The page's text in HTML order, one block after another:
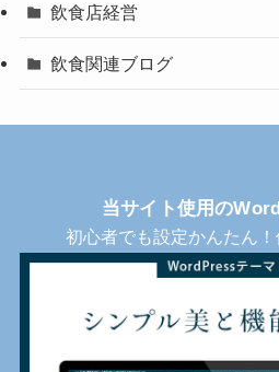
飲食店経営
飲食関連ブログ
当サイト使用の
初心者でも設定かんたん